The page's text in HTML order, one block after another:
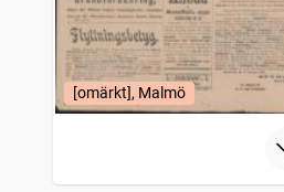
[omärkt], Malmö